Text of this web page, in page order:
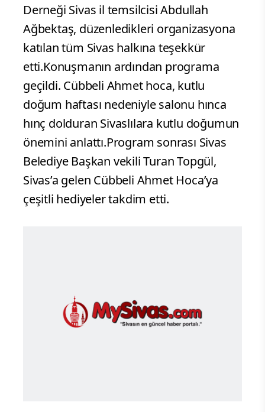
Derneği Sivas il temsilcisi Abdullah
Ağbektaş, düzenledikleri organizasyona
katılan tüm Sivas halkına teşekkür
etti.Konuşmanın ardından programa
geçildi. Cübbeli Ahmet hoca, kutlu
doğum haftası nedeniyle salonu hınca
hınç dolduran Sivaslılara kutlu doğumun
önemini anlattı.Program sonrası Sivas
Belediye Başkan vekili Turan Topgül,
Sivas’a gelen Cübbeli Ahmet Hoca’ya
çeşitli hediyeler takdim etti.